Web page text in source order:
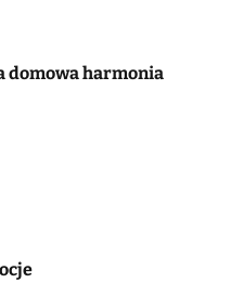
domowa harmonia